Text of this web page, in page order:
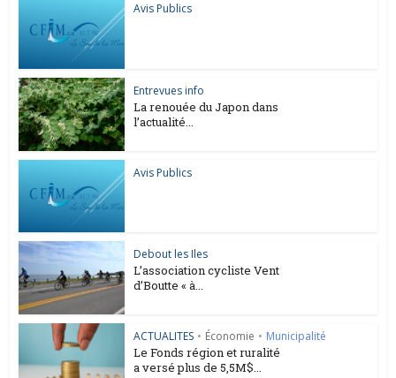
Avis Publics
Entrevues info
La renouée du Japon dans
l’actualité...
Avis Publics
Debout les Iles
L’association cycliste Vent
d’Boutte « à...
ACTUALITES • Économie • Municipalité
Le Fonds région et ruralité
a versé plus de 5,5M$...